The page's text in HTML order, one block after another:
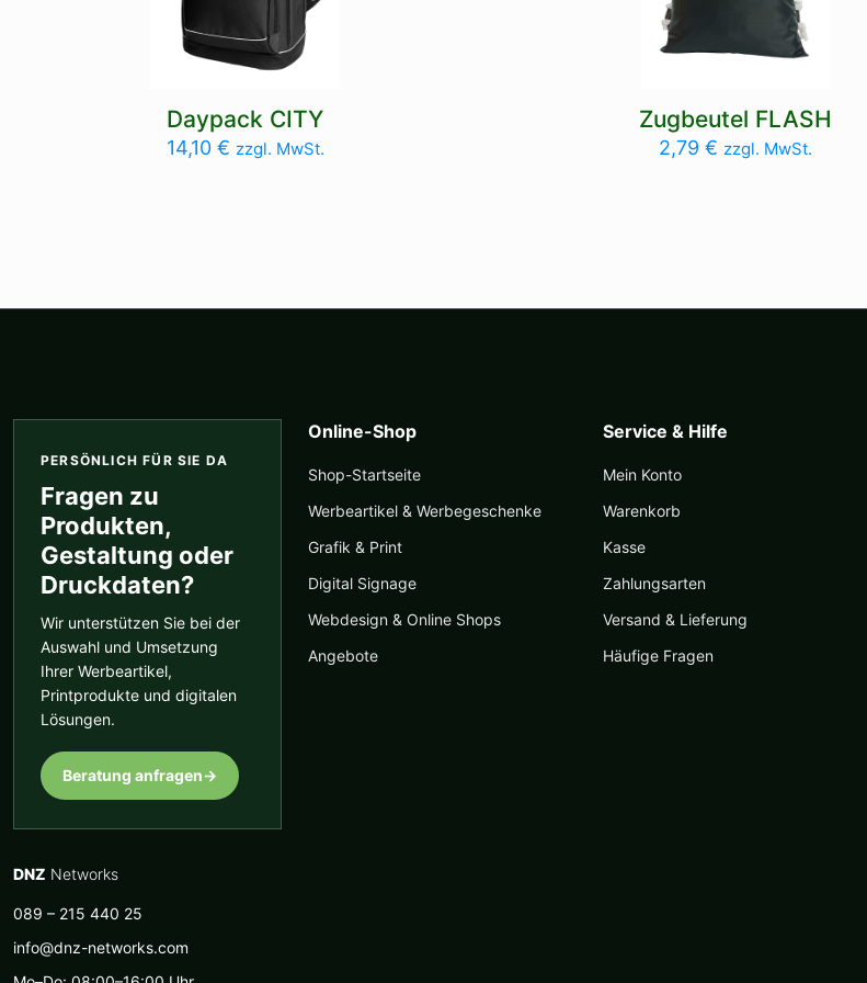
Daypack CITY
14,10 € zzgl. MwSt.
Zugbeutel FLASH
2,79€ zzgl. MwSt.
PERSÖNLICH FÜR SIE DA
Fragen zu
Produkten,
Gestaltung oder
Druckdaten?
Wir unterstützen Sie bei der
Auswahl und Umsetzung
Ihrer Werbeartikel,
Printprodukte und digitalen
Lösungen.
Beratung anfragen→
DNZ Networks
089 – 215 440 25
info@dnz-networks.com
Online-Shop
Shop-Startseite
Werbeartikel & Werbegeschenke
Grafik & Print
Digital Signage
Webdesign & Online Shops
Angebote
Service & Hilfe
Mein Konto
Warenkorb
Kasse
Zahlungsarten
Versand & Lieferung
Häufige Fragen